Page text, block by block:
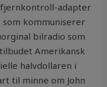
adapter
kommuniserer
bilradio som
Amerikansk
halvdollaren i
til minne om John